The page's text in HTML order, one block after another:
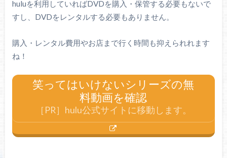
huluを利用していればDVDを購入・保管する必要もないで
すし、DVDをレンタルする必要もありません。
購入・レンタル費用やお店まで行く時間も抑えられれます
ね！
笑ってはいけないシリーズの無
料動画を確認
［PR］hulu公式サイトに移動します。